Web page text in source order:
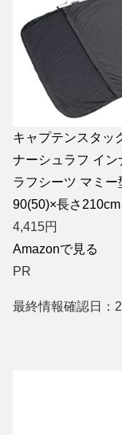
キャプテンスタッ
ナーシュラフ イン
ラフシーツ マミ
90(50)×長さ210cm
4,415円
Amazonで見る
PR
最終情報確認日：